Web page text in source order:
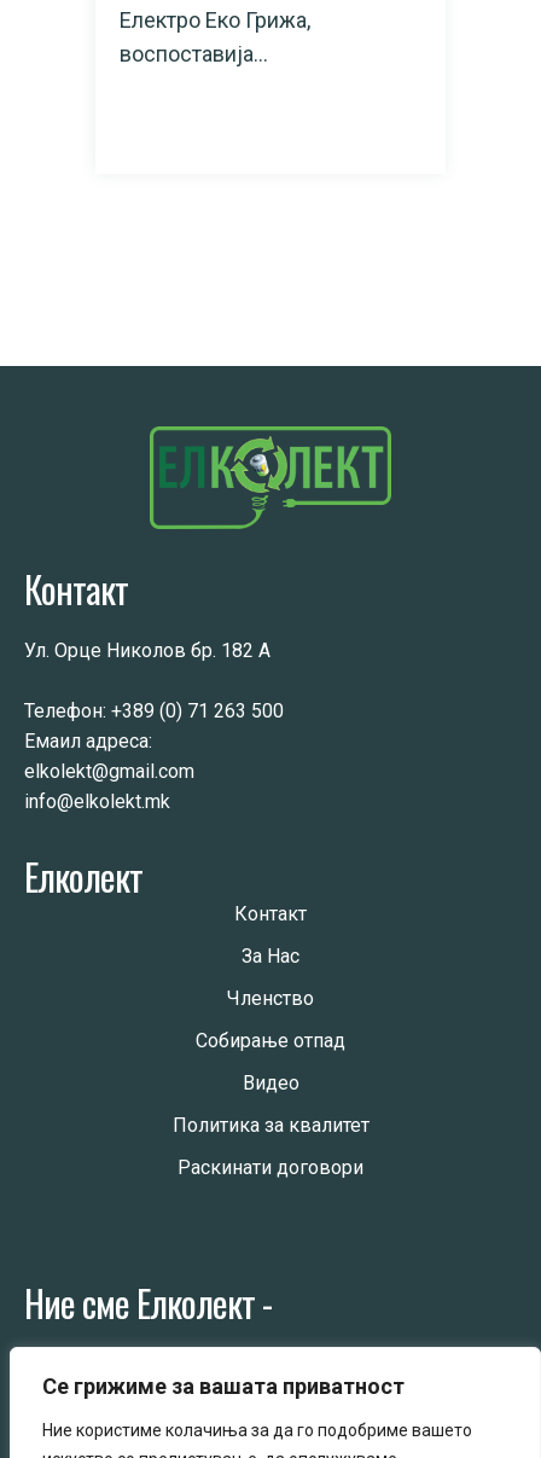
Се грижиме за вашата приватност
Ние користиме колачиња за да го подобриме вашето
Електро Еко Грижа,
воспоставија...
Контакт
Ул. Орце Николов бр. 182 А
Телефон: +389 (0) 71 263 500
Емаил адреса:
elkolekt@gmail.com
info@elkolekt.mk
Елколект
Контакт
За Нас
Членство
Собирање отпад
Видео
Политика за квалитет
Раскинати договори
Ние сме Елколект -
опрема